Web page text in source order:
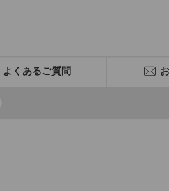
よくあるご質問